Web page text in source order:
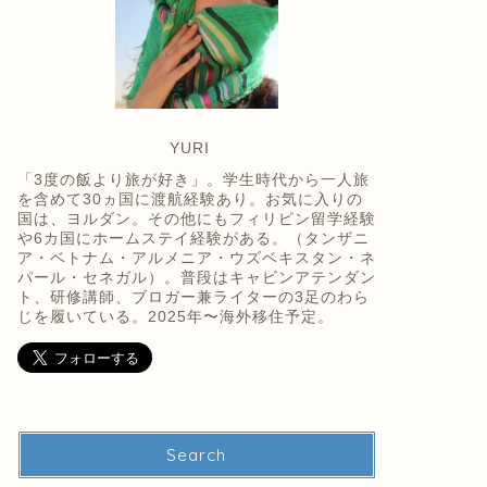
YURI
「3度の飯より旅が好き」。学生時代から一人旅
を含めて30ヵ国に渡航経験あり。お気に入りの
国は、ヨルダン。その他にもフィリピン留学経験
や6カ国にホームステイ経験がある。（タンザニ
ア・ベトナム・アルメニア・ウズベキスタン・ネ
パール・セネガル）。普段はキャビンアテンダン
ト、研修講師、ブロガー兼ライターの3足のわら
じを履いている。2025年〜海外移住予定。
Search